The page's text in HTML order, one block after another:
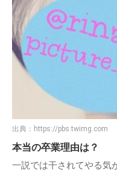
出典： https://pbs.twimg.com
本当の卒業理由は？
一説では干されてやる気